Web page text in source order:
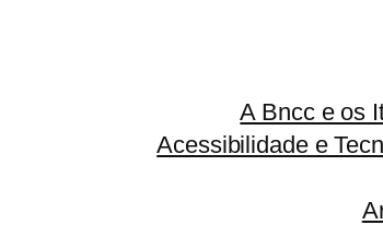
A Bncc e os
Acessibilidade e